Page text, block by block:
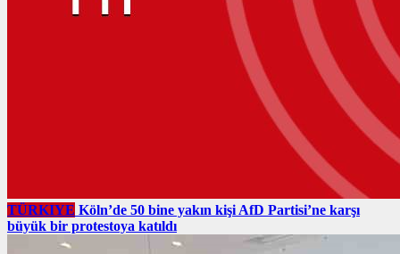
TÜRKIYE Köln’de 50 bine yakın kişi AfD Partisi’ne karşı
büyük bir protestoya katıldı